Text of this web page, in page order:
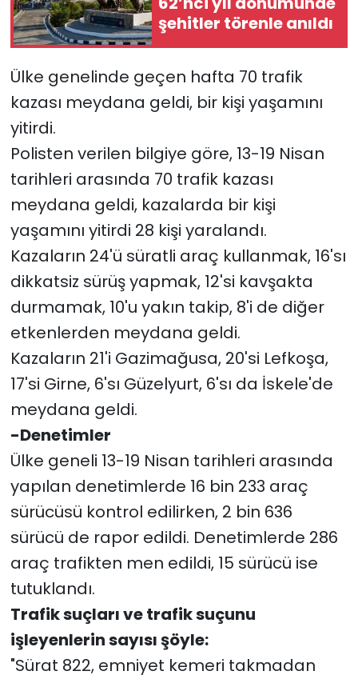
şehitler törenle anıldı
Ülke genelinde geçen hafta 70 trafik
kazası meydana geldi, bir kişi yaşamını
yitirdi.
Polisten verilen bilgiye göre, 13-19 Nisan
tarihleri arasında 70 trafik kazası
meydana geldi, kazalarda bir kişi
yaşamını yitirdi 28 kişi yaralandı.
Kazaların 24'ü süratli araç kullanmak, 16'sı
dikkatsiz sürüş yapmak, 12'si kavşakta
durmamak, 10'u yakın takip, 8'i de diğer
etkenlerden meydana geldi.
Kazaların 21'i Gazimağusa, 20'si Lefkoşa,
17'si Girne, 6'sı Güzelyurt, 6'sı da İskele'de
meydana geldi.
-Denetimler
Ülke geneli 13-19 Nisan tarihleri arasında
yapılan denetimlerde 16 bin 233 araç
sürücüsü kontrol edilirken, 2 bin 636
sürücü de rapor edildi. Denetimlerde 286
araç trafikten men edildi, 15 sürücü ise
tutuklandı.
Trafik suçları ve trafik suçunu
işleyenlerin sayısı şöyle:
"Sürat 822, emniyet kemeri takmadan
SAĞLIK
Spor
Teknoloji
TÜRKiYE
Video Galeri
YAŞAM
Yazarlar